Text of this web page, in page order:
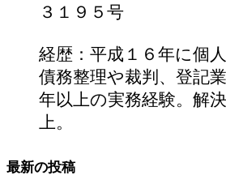
３１９５号
経歴：平成１６年に個
債務整理や裁判、登記
年以上の実務経験。解
上。
最新の投稿